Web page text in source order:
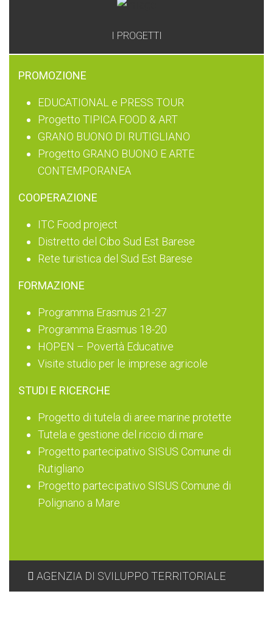
I PROGETTI
PROMOZIONE
EDUCATIONAL e PRESS TOUR
Progetto TIPICA FOOD & ART
GRANO BUONO DI RUTIGLIANO
Progetto GRANO BUONO E ARTE
CONTEMPORANEA
COOPERAZIONE
ITC Food project
Distretto del Cibo Sud Est Barese
Rete turistica del Sud Est Barese
FORMAZIONE
Programma Erasmus 21-27
Programma Erasmus 18-20
HOPEN – Povertà Educative
Visite studio per le imprese agricole
STUDI E RICERCHE
Progetto di tutela di aree marine protette
Tutela e gestione del riccio di mare
Progetto partecipativo SISUS Comune di
Rutigliano
Progetto partecipativo SISUS Comune di
Polignano a Mare
AGENZIA DI SVILUPPO TERRITORIALE